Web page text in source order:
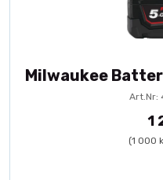
Milwaukee
Art.Nr:
1
(1 000